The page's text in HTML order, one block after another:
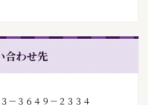
合わせ先
－３６４９－２３３４‬